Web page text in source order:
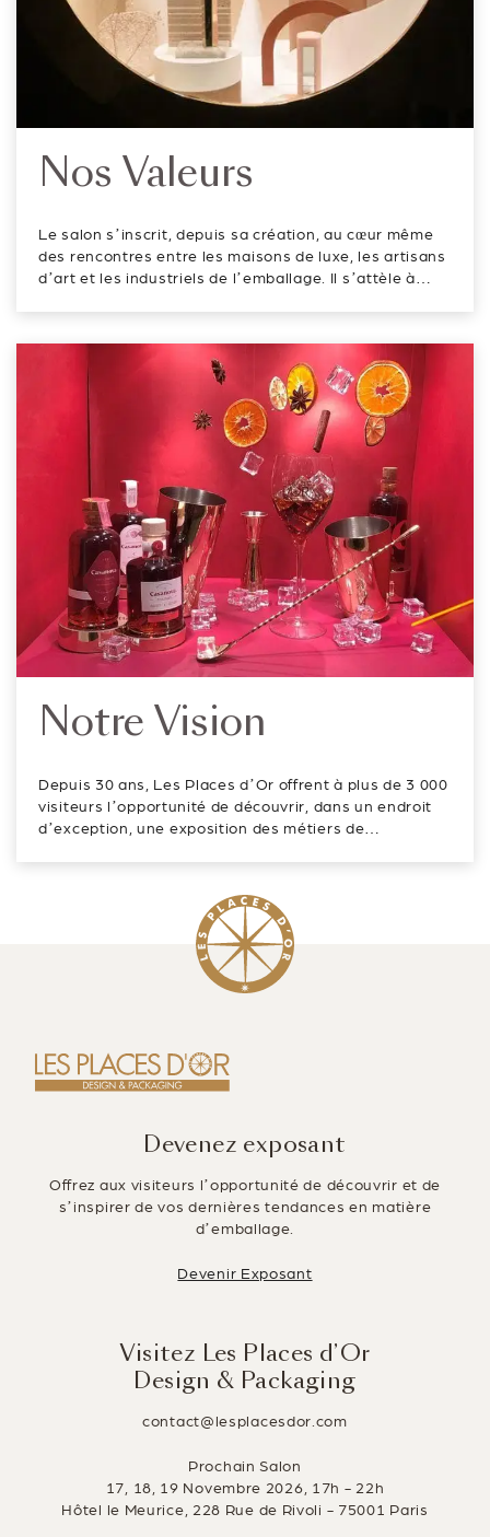
Nos Valeurs
Le salon s’inscrit, depuis sa création, au cœur même
des rencontres entre les maisons de luxe, les artisans
d’art et les industriels de l’emballage. Il s’attèle à
du secteur. Il ve...
Notre Vision
Depuis 30 ans, Les Places d’Or offrent à plus de 3 000
visiteurs l’opportunité de découvrir, dans un endroit
d’exception, une exposition des métiers de
nouvelles matières et pr...
Devenez exposant
Offrez aux visiteurs l’opportunité de découvrir et de
s’inspirer de vos dernières tendances en matière
d’emballage.
Devenir Exposant
Visitez Les Places d’Or
Design & Packaging
contact@lesplacesdor.com
Prochain Salon
17, 18, 19 Novembre 2026, 17h - 22h
Hôtel le Meurice, 228 Rue de Rivoli - 75001 Paris